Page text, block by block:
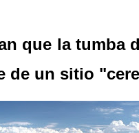
que la tumba
de un sitio